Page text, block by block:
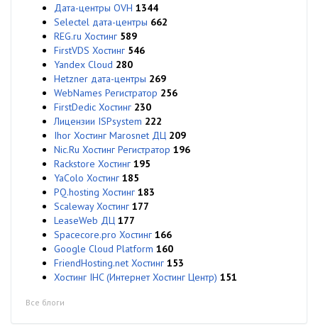
Дата-центры OVH 1344
Selectel дата-центры 662
REG.ru Хостинг 589
FirstVDS Хостинг 546
Yandex Cloud 280
Hetzner дата-центры 269
WebNames Регистратор 256
FirstDedic Хостинг 230
Лицензии ISPsystem 222
Ihor Хостинг Marosnet ДЦ 209
Nic.Ru Хостинг Регистратор 196
Rackstore Хостинг 195
YaColo Хостинг 185
PQ.hosting Хостинг 183
Scaleway Хостинг 177
LeaseWeb ДЦ 177
Spacecore.pro Хостинг 166
Google Cloud Platform 160
FriendHosting.net Хостинг 153
Хостинг IHC (Интернет Хостинг Центр) 151
Все блоги